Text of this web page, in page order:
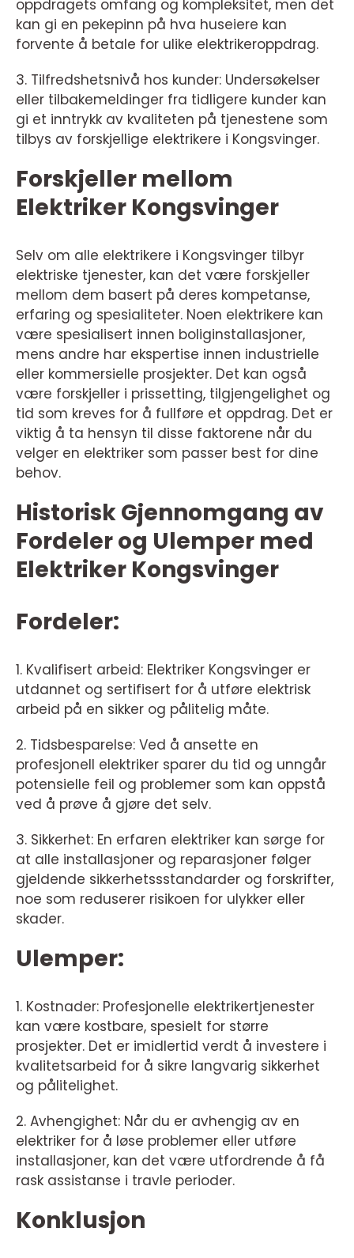
oppdragets omfang og kompleksitet, men det
kan gi en pekepinn på hva huseiere kan
forvente å betale for ulike elektrikeroppdrag.
3. Tilfredshetsnivå hos kunder: Undersøkelser
eller tilbakemeldinger fra tidligere kunder kan
gi et inntrykk av kvaliteten på tjenestene som
tilbys av forskjellige elektrikere i Kongsvinger.
Forskjeller mellom
Elektriker Kongsvinger
Selv om alle elektrikere i Kongsvinger tilbyr
elektriske tjenester, kan det være forskjeller
mellom dem basert på deres kompetanse,
erfaring og spesialiteter. Noen elektrikere kan
være spesialisert innen boliginstallasjoner,
mens andre har ekspertise innen industrielle
eller kommersielle prosjekter. Det kan også
være forskjeller i prissetting, tilgjengelighet og
tid som kreves for å fullføre et oppdrag. Det er
viktig å ta hensyn til disse faktorene når du
velger en elektriker som passer best for dine
behov.
Historisk Gjennomgang av
Fordeler og Ulemper med
Elektriker Kongsvinger
Fordeler:
1. Kvalifisert arbeid: Elektriker Kongsvinger er
utdannet og sertifisert for å utføre elektrisk
arbeid på en sikker og pålitelig måte.
2. Tidsbesparelse: Ved å ansette en
profesjonell elektriker sparer du tid og unngår
potensielle feil og problemer som kan oppstå
ved å prøve å gjøre det selv.
3. Sikkerhet: En erfaren elektriker kan sørge for
at alle installasjoner og reparasjoner følger
gjeldende sikkerhetssstandarder og forskrifter,
noe som reduserer risikoen for ulykker eller
skader.
Ulemper:
1. Kostnader: Profesjonelle elektrikertjenester
kan være kostbare, spesielt for større
prosjekter. Det er imidlertid verdt å investere i
kvalitetsarbeid for å sikre langvarig sikkerhet
og pålitelighet.
2. Avhengighet: Når du er avhengig av en
elektriker for å løse problemer eller utføre
installasjoner, kan det være utfordrende å få
rask assistanse i travle perioder.
Konklusjon